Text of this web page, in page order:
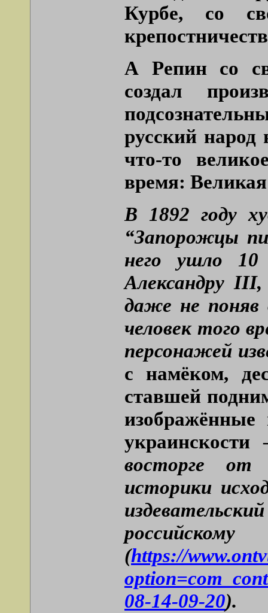
Курбе, со
А Репин со
создал
русский народ
что-то
время:
В 1892 году
“Запорожцы
него ушло 10
Александру
даже не поняв
человек того
персонажей
с намёком,
ставшей
восторге от
историки
(https://
08-14-09-20).